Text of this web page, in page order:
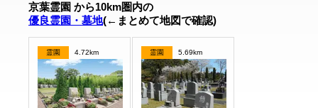
京葉霊園 から10km圏内の
優良霊園・墓地(←まとめて地図で確認)
霊園 4.72km 霊園 5.69km